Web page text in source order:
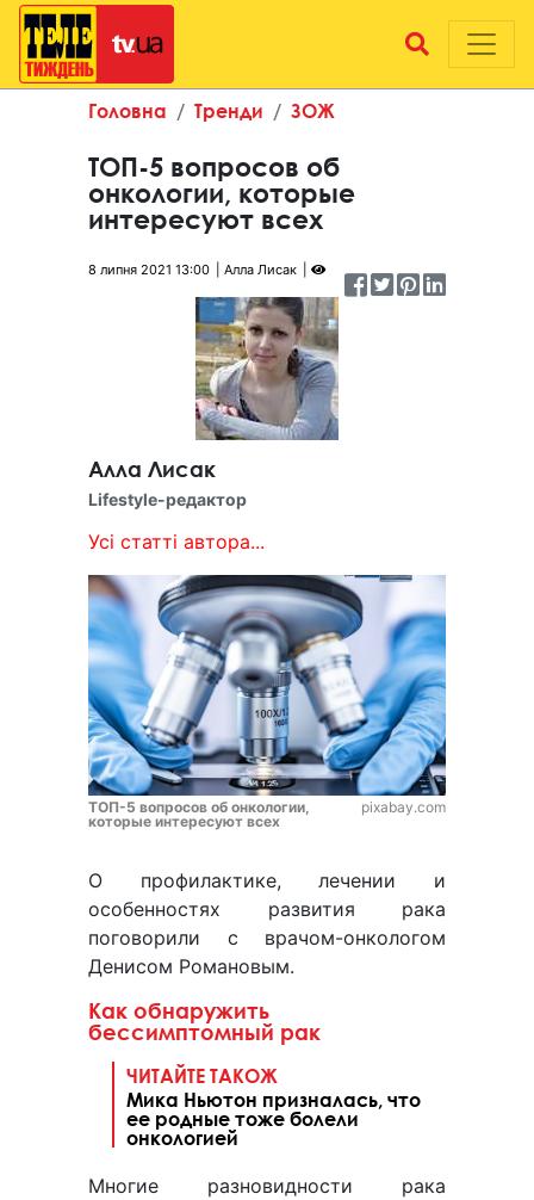
Головна Тренди ЗОЖ
ТОП-5 вопросов об
онкологии, которые
интересуют всех
8 липня 2021 13:00 Алла Лисак
Алла Лисак
Lifestyle-редактор
Усі статті автора...
ТОП-5 вопросов об онкологии,
которые интересуют всех
pixabay.com
О профилактике, лечении и
особенностях развития рака
поговорили с врачом-онкологом
Денисом Романовым.
Как обнаружить
бессимптомный рак
ЧИТАЙТЕ ТАКОЖ
Мика Ньютон призналась, что
ее родные тоже болели
онкологией
Многие разновидности рака